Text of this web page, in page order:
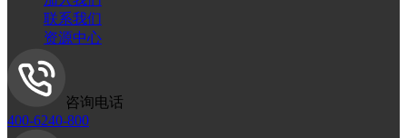
联系我们
资源中心
咨询电话
400-6240-800